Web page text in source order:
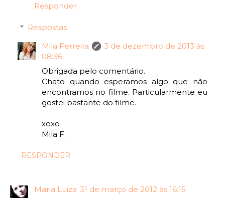
Responder
Respostas
Mila Ferreira
3 de dezembro de 2013 às
08:36
Obrigada pelo comentário.
Chato quando esperamos algo que não
encontramos no filme. Particularmente eu
gostei bastante do filme.
xoxo
Mila F.
RESPONDER
Maria Luiza 31 de março de 2012 às 16:15